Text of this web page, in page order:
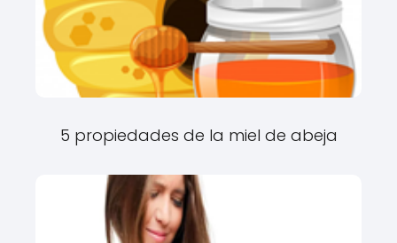
5 propiedades de la miel de abeja